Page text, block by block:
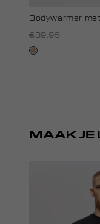
Bodywarmer
€89.95
zand
MAAK JE